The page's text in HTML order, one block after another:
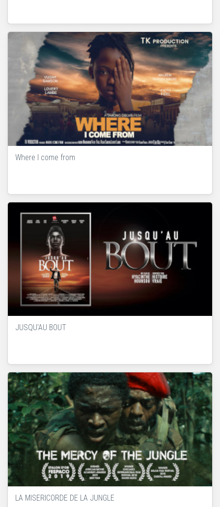
Where I come from
JUSQU'AU BOUT
LA MISERICORDE DE LA JUNGLE